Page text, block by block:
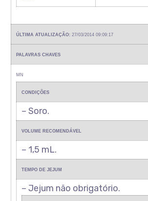
ÚLTIMA ATUALIZAÇÃO: 27/03/2014 09:09:17
PALAVRAS CHAVES
MN
CONDIÇÕES
– Soro.
VOLUME RECOMENDÁVEL
– 1,5 mL.
TEMPO DE JEJUM
– Jejum não obrigatório.